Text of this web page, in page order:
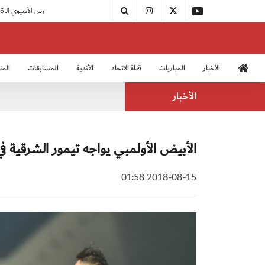
اتحاد الكرة يُشارك في الكونغرس الآسيوي الـ 36
الأخبار المباريات قناة الاتحاد الأندية المسابقات
الأخبار
الأبيض الأولمبي يواجه تيمور الشرقية
2018-08-15 01:58